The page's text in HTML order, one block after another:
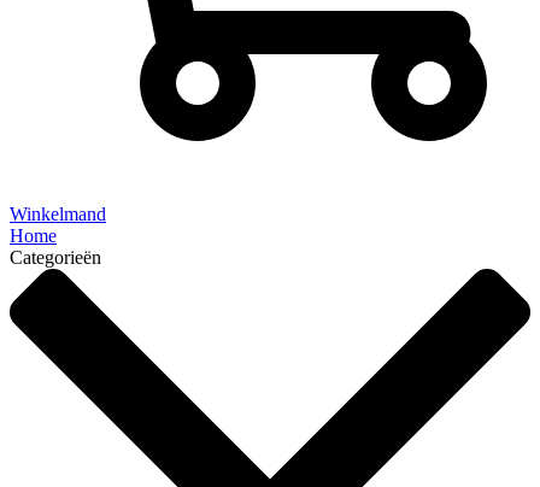
Winkelmand
Home
Categorieën